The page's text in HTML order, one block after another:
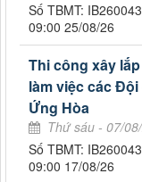
Số TBMT:
09:00 25/08/26
Thi công xây
làm việc các
Ứng Hòa
Thứ sáu - 07/
Số TBMT:
09:00 17/08/26